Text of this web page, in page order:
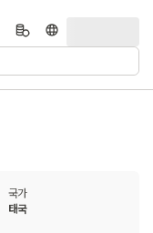
국가
태국